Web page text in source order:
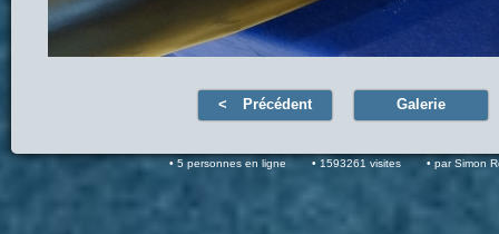
Précédent Galerie
5 personnes en ligne 1593261 visites par Simon